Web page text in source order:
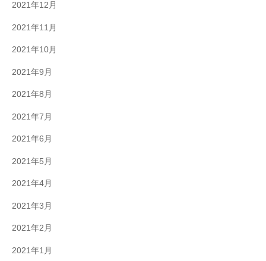
2021年12月
2021年11月
2021年10月
2021年9月
2021年8月
2021年7月
2021年6月
2021年5月
2021年4月
2021年3月
2021年2月
2021年1月